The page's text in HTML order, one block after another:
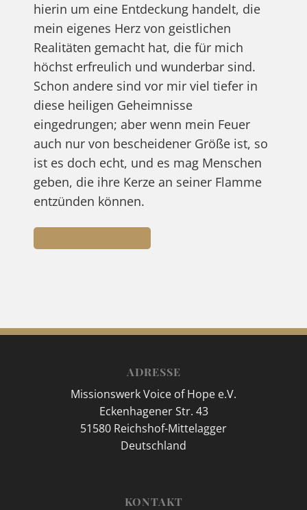
hierin um eine Entdeckung handelt, die
mein eigenes Herz von geistlichen
Realitäten gemacht hat, die für mich
höchst erfreulich und wunderbar sind.
Schon andere sind vor mir viel tiefer in
diese heiligen Geheimnisse
eingedrungen; aber wenn mein Feuer
auch nur von bescheidener Größe ist, so
ist es doch echt, und es mag Menschen
geben, die ihre Kerze an seiner Flamme
entzünden können.
ADRESSE
Missionswerk Voice of Hope e.V.
Eckenhagener Str. 43
51580 Reichshof-Mittelagger
Deutschland
KONTAKT